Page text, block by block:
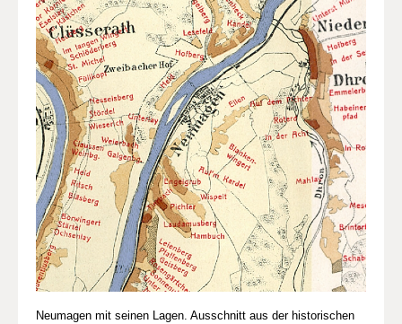
Neumagen mit seinen Lagen. Ausschnitt aus der historischen